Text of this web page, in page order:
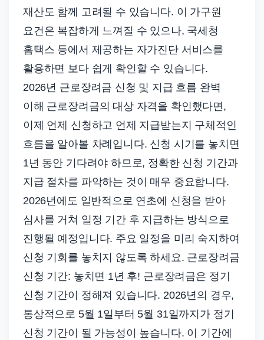
재산도 함께 고려될 수 있습니다. 이 가구원
요건은 복잡하게 느껴질 수 있으나, 국세청
홈택스 등에서 제공하는 자가진단 서비스를
활용하면 보다 쉽게 확인할 수 있습니다.
2026년 근로장려금 신청 및 지급 흐름 완벽
이해 근로장려금의 대상 자격을 확인했다면,
이제 언제 신청하고 언제 지급받는지 구체적인
흐름을 알아볼 차례입니다. 신청 시기를 놓치면
1년 동안 기다려야 하므로, 정확한 신청 기간과
지급 절차를 파악하는 것이 매우 중요합니다.
2026년에도 일반적으로 연초에 신청을 받아
심사를 거쳐 일정 기간 후 지급하는 방식으로
진행될 예정입니다. 주요 일정을 미리 숙지하여
신청 기회를 놓치지 않도록 하세요. 근로장려금
신청 기간: 놓치면 1년 후! 근로장려금은 정기
신청 기간이 정해져 있습니다. 2026년의 경우,
통상적으로 5월 1일부터 5월 31일까지가 정기
신청 기간이 될 가능성이 높습니다. 이 기간에